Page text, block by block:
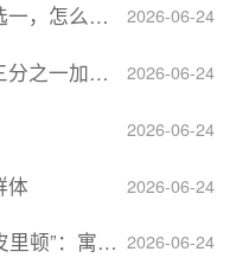
2026-06-24
么回事？
2026-06-24
感到经济压力
2026-06-24
2026-06-24
体
2026-06-24
彰显俄精神力量